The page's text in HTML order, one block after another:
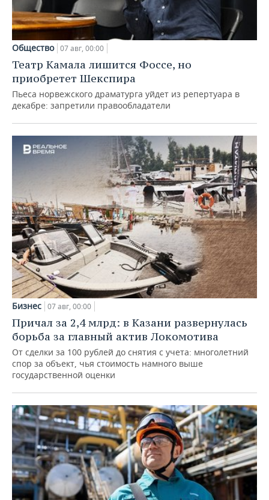
Общество 07 авг, 00:00
Театр Камала лишится Фоссе, но
приобретет Шекспира
Пьеса норвежского драматурга уйдет из репертуара в
декабре: запретили правообладатели
Бизнес 07 авг, 00:00
Причал за 2,4 млрд: в Казани развернулась
борьба за главный актив Локомотива
От сделки за 100 рублей до снятия с учета: многолетний
спор за объект, чья стоимость намного выше
государственной оценки